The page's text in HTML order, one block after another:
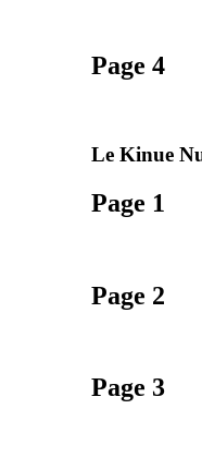
Page 4
Le Kinue
Page 1
Page 2
Page 3